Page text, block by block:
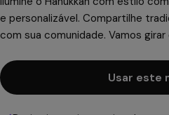
e personalizável. Compartilhe
com sua comunidade. Vamos
Usar este